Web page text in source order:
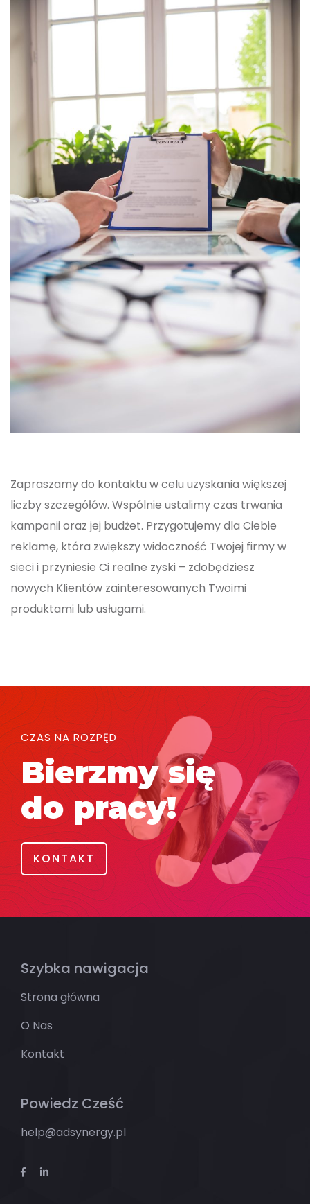
Zapraszamy do kontaktu w celu uzyskania większej
liczby szczegółów. Wspólnie ustalimy czas trwania
kampanii oraz jej budżet. Przygotujemy dla Ciebie
reklamę, która zwiększy widoczność Twojej firmy w
sieci i przyniesie Ci realne zyski – zdobędziesz
nowych Klientów zainteresowanych Twoimi
produktami lub usługami.
CZAS NA ROZPĘD
Bierzmy się
do pracy!
KONTAKT
Szybka nawigacja
Strona główna
O Nas
Kontakt
Powiedz Cześć
help@adsynergy.pl